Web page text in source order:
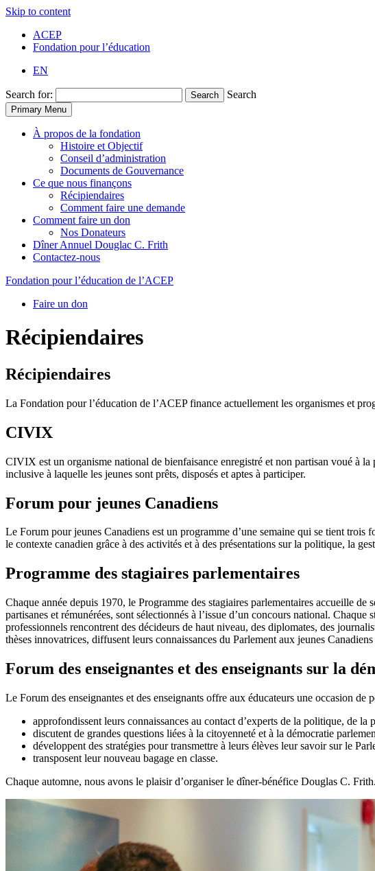
Skip to content
ACEP
Fondation pour l’éducation
EN
Search for: Search Search
Primary Menu
À propos de la fondation
Histoire et Objectif
Conseil d’administration
Documents de Gouvernance
Ce que nous finançons
Récipiendaires
Comment faire une demande
Comment faire un don
Nos Donateurs
Dîner Annuel Douglac C. Frith
Contactez-nous
Fondation pour l’éducation de l’ACEP
Faire un don
Récipiendaires
Récipiendaires
La Fondation pour l’éducation de l’ACEP finance actuellement les organismes et
CIVIX
CIVIX est un organisme national de bienfaisance enregistré et non partisan voué à
inclusive à laquelle les jeunes sont prêts, disposés et aptes à participer.
Forum pour jeunes Canadiens
Le Forum pour jeunes Canadiens est un programme d’une semaine qui se tient
le contexte canadien grâce à des activités et à des présentations sur la politique, la
Programme des stagiaires parlementaires
Chaque année depuis 1970, le Programme des stagiaires parlementaires accueille
partisanes et rémunérées, sont sélectionnés à l’issue d’un concours national.
professionnels rencontrent des décideurs de haut niveau, des diplomates, des
thèses innovatrices, diffusent leurs connaissances du Parlement aux jeunes
Forum des enseignantes et des enseignants sur la
Le Forum des enseignantes et des enseignants offre aux éducateurs une occasion
approfondissent leurs connaissances au contact d’experts de la politique, de la
discutent de grandes questions liées à la citoyenneté et à la démocratie
développent des stratégies pour transmettre à leurs élèves leur savoir sur le
transposent leur nouveau bagage en classe.
Chaque automne, nous avons le plaisir d’organiser le dîner-bénéfice Douglas C.